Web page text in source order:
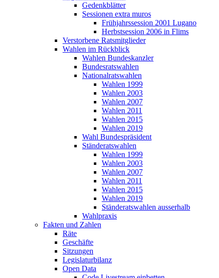
Gedenkblätter
Sessionen extra muros
Frühjahrssession 2001 Lugano
Herbstsession 2006 in Flims
Verstorbene Ratsmitglieder
Wahlen im Rückblick
Wahlen Bundeskanzler
Bundesratswahlen
Nationalratswahlen
Wahlen 1999
Wahlen 2003
Wahlen 2007
Wahlen 2011
Wahlen 2015
Wahlen 2019
Wahl Bundespräsident
Ständeratswahlen
Wahlen 1999
Wahlen 2003
Wahlen 2007
Wahlen 2011
Wahlen 2015
Wahlen 2019
Ständeratswahlen ausserhalb
Wahlpraxis
Fakten und Zahlen
Räte
Geschäfte
Sitzungen
Legislaturbilanz
Open Data